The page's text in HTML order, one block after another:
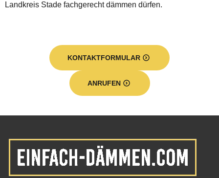
Landkreis Stade fachgerecht dämmen dürfen.
KONTAKTFORMULAR
ANRUFEN